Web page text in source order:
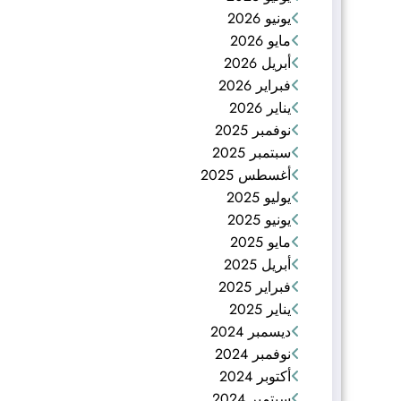
يونيو 2026
مايو 2026
أبريل 2026
فبراير 2026
يناير 2026
نوفمبر 2025
سبتمبر 2025
أغسطس 2025
يوليو 2025
يونيو 2025
مايو 2025
أبريل 2025
فبراير 2025
يناير 2025
ديسمبر 2024
نوفمبر 2024
أكتوبر 2024